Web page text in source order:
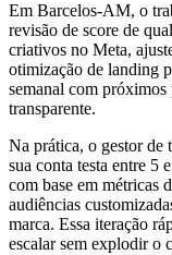
Em Barcelos-AM, o
revisão de score de
criativos no Meta,
otimização de landing
semanal com
transparente.
Na prática, o gestor de
sua conta testa entre 5
com base em métricas
audiências
marca. Essa iteração
escalar sem explodir o